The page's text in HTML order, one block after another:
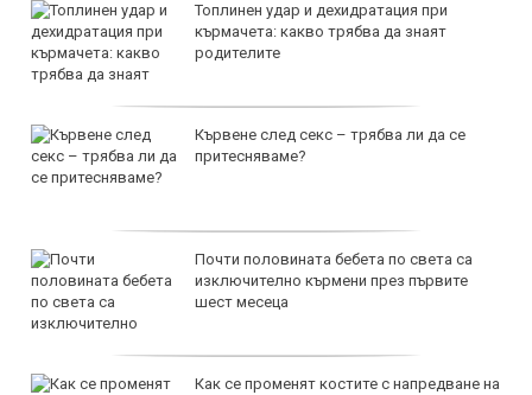
Топлинен удар и дехидратация при
кърмачета: какво трябва да знаят
родителите
Кървене след секс – трябва ли да се
притесняваме?
Почти половината бебета по света са
изключително кърмени през първите
шест месеца
Как се променят костите с напредване на